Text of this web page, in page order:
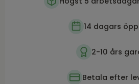
14 dagars
2-10 års
Betala efter